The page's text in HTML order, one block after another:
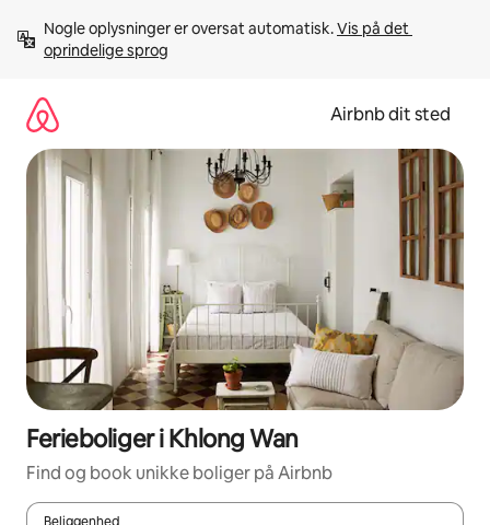
videre
Nogle oplysninger er oversat automatisk. Vis på det
oprindelige sprog
Airbnb dit sted
Ferieboliger i Khlong Wan
Find og book unikke boliger på Airbnb